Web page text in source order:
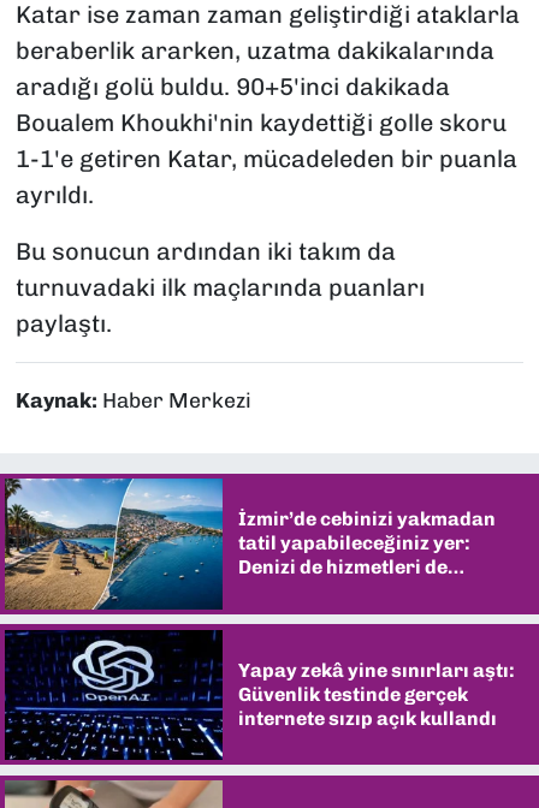
Katar ise zaman zaman geliştirdiği ataklarla
beraberlik ararken, uzatma dakikalarında
aradığı golü buldu. 90+5'inci dakikada
Boualem Khoukhi'nin kaydettiği golle skoru
1-1'e getiren Katar, mücadeleden bir puanla
ayrıldı.
Bu sonucun ardından iki takım da
turnuvadaki ilk maçlarında puanları
paylaştı.
Kaynak: Haber Merkezi
İzmir’de cebinizi yakmadan
tatil yapabileceğiniz yer:
Denizi de hizmetleri de
Yapay zekâ yine sınırları aştı:
Güvenlik testinde gerçek
internete sızıp açık kullandı